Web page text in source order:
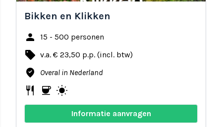
Bikken en Klikken
person 15 - 500 personen
local_offer v.a. € 23,50 p.p. (incl. btw)
where_to_vote Overal in Nederland
restaurant coffee wb_sunny
Informatie aanvragen